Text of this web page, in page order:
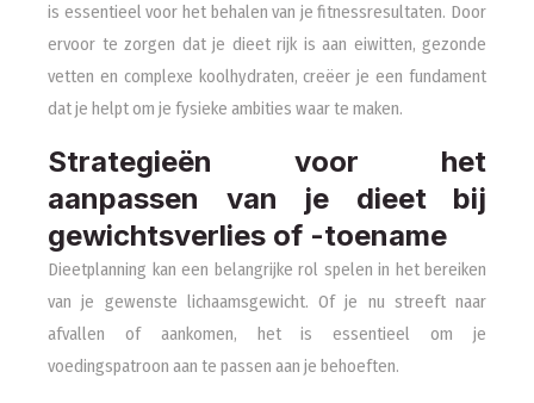
is essentieel voor het behalen van je fitnessresultaten. Door
ervoor te zorgen dat je dieet rijk is aan eiwitten, gezonde
vetten en complexe koolhydraten, creëer je een fundament
dat je helpt om je fysieke ambities waar te maken.
Strategieën voor het
aanpassen van je dieet bij
gewichtsverlies of -toename
Dieetplanning kan een belangrijke rol spelen in het bereiken
van je gewenste lichaamsgewicht. Of je nu streeft naar
afvallen of aankomen, het is essentieel om je
voedingspatroon aan te passen aan je behoeften.